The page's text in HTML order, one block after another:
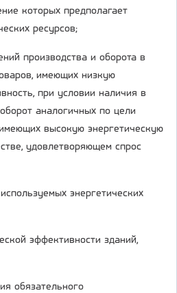
которых предполагает
ресурсов;
производства и оборота в
имеющих низкую
при условии наличия в
аналогичных по цели
высокую энергетическую
удовлетворяющем спрос
энергетических
эффективности зданий,
обязательного